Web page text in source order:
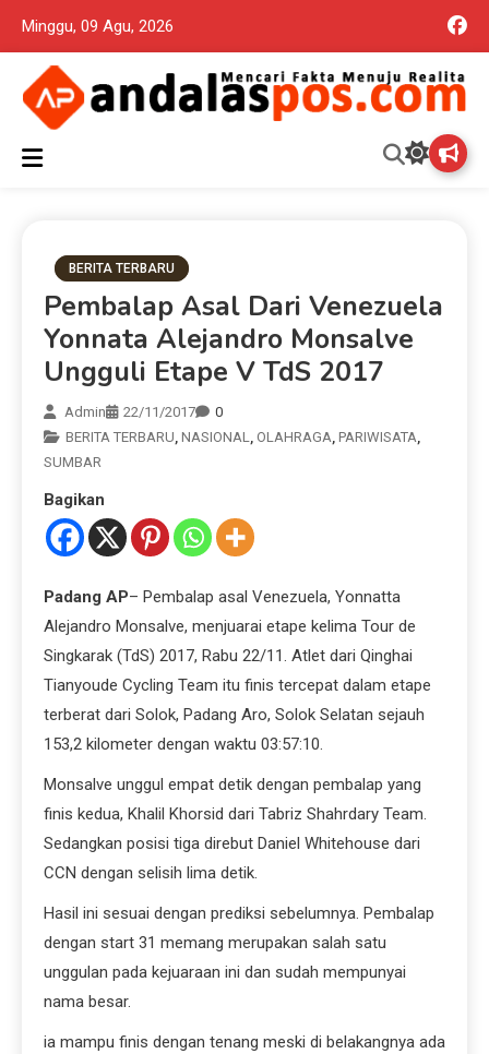
Minggu, 09 Agu, 2026
Andalas Pos Situs Berita
Mencari Fakta Menuju Realita memuat ragam berita aktual dan
terpercaya seputar politik nasional, daerah dan ragam berita
BERITA TERBARU
Pembalap Asal Dari Venezuela
Yonnata Alejandro Monsalve
Ungguli Etape V TdS 2017
Admin 22/11/2017
0
BERITA TERBARU NASIONAL OLAHRAGA PARIWISATA
SUMBAR
Bagikan
Padang AP– Pembalap asal Venezuela, Yonnatta
Alejandro Monsalve, menjuarai etape kelima Tour de
Singkarak (TdS) 2017, Rabu 22/11. Atlet dari Qinghai
Tianyoude Cycling Team itu finis tercepat dalam etape
terberat dari Solok, Padang Aro, Solok Selatan sejauh
153,2 kilometer dengan waktu 03:57:10.
Monsalve unggul empat detik dengan pembalap yang
finis kedua, Khalil Khorsid dari Tabriz Shahrdary Team.
Sedangkan posisi tiga direbut Daniel Whitehouse dari
CCN dengan selisih lima detik.
Hasil ini sesuai dengan prediksi sebelumnya. Pembalap
dengan start 31 memang merupakan salah satu
unggulan pada kejuaraan ini dan sudah mempunyai
nama besar.
ia mampu finis dengan tenang meski di belakangnya ada